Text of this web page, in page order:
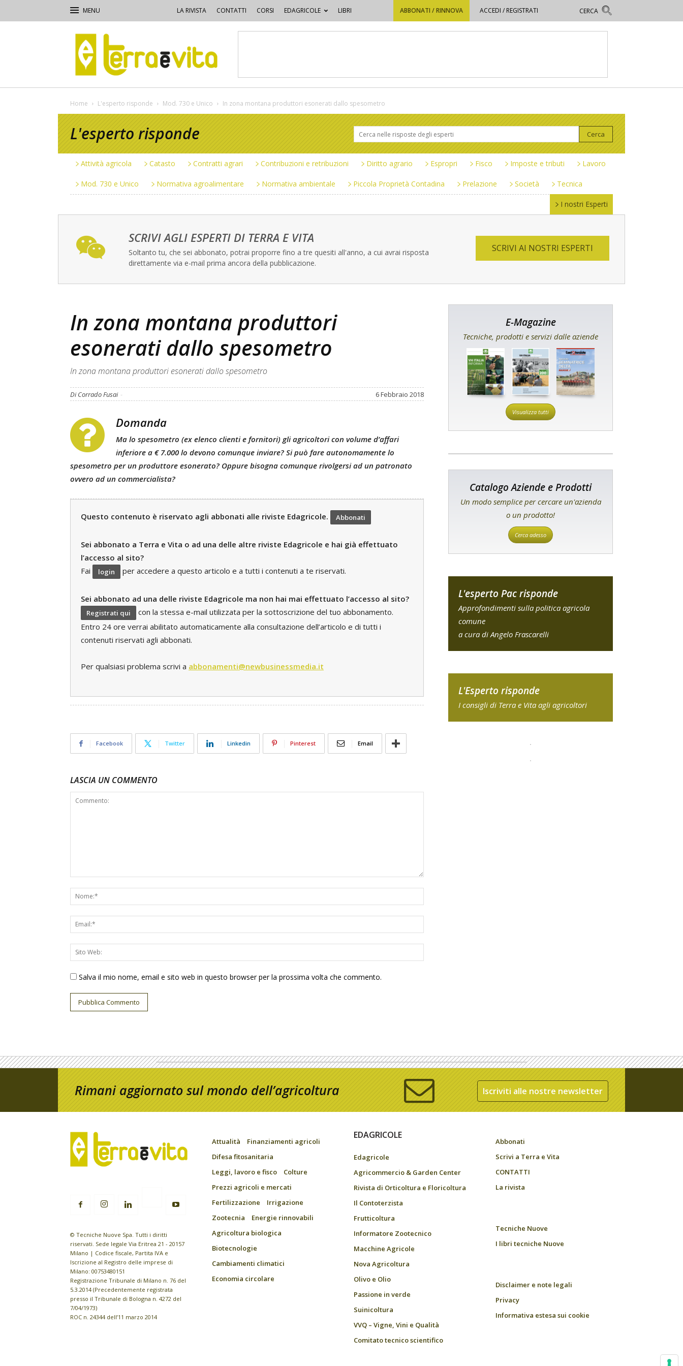
LA RIVISTA CONTATTI CORSI EDAGRICOLE LIBRI ABBONATI / RINNOVA ACCEDI / REGISTRATI
Terra
e
Vita
Home L'esperto risponde Mod. 730 e Unico In zona montana produttori esonerati dallo spesometro
L'esperto risponde
Attività agricola Catasto Contratti agrari Contribuzioni e retribuzioni Diritto agrario Espropri Fisco Imposte e tributi Lavoro
Mod. 730 e Unico Normativa agroalimentare Normativa ambientale Piccola Proprietà Contadina Prelazione Società Tecnica
I nostri Esperti
SCRIVI AGLI ESPERTI DI TERRA E VITA
Soltanto tu, che sei abbonato, potrai proporre fino a tre quesiti all'anno, a cui avrai risposta
direttamente via e-mail prima ancora della pubblicazione.
SCRIVI AI NOSTRI ESPERTI
In zona montana produttori
esonerati dallo spesometro
In zona montana produttori esonerati dallo spesometro
Di Corrado Fusai - 6 Febbraio 2018
Domanda
Ma lo spesometro (ex elenco clienti e fornitori) gli agricoltori con volume d’affari
inferiore a € 7.000 lo devono comunque inviare? Si può fare autonomamente lo
spesometro per un produttore esonerato? Oppure bisogna comunque rivolgersi ad un patronato
ovvero ad un commercialista?
Questo contenuto è riservato agli abbonati alle riviste Edagricole. Abbonati
Sei abbonato a Terra e Vita o ad una delle altre riviste Edagricole e hai già effettuato
l’accesso al sito?
Fai
login per accedere a questo articolo e a tutti i contenuti a te riservati.
Sei abbonato ad una delle riviste Edagricole ma non hai mai effettuato l’accesso al sito?
Registrati qui
con la stessa e-mail utilizzata per la sottoscrizione del tuo abbonamento.
Entro 24 ore verrai abilitato automaticamente alla consultazione dell’articolo e di tutti i
contenuti riservati agli abbonati.
Per qualsiasi problema scrivi a abbonamenti@newbusinessmedia.it
Facebook Twitter Linkedin Pinterest Email
LASCIA UN COMMENTO
Salva il mio nome, email e sito web in questo browser per la prossima volta che commento.
E-Magazine
Tecniche, prodotti e servizi dalle aziende
Visualizza tutti
Catalogo Aziende e Prodotti
Un modo semplice per cercare un'azienda
o un prodotto!
Cerca adesso
L'esperto Pac risponde
Approfondimenti sulla politica agricola
comune
a cura di Angelo Frascarelli
L'Esperto risponde
I consigli di Terra e Vita agli agricoltori
Rimani aggiornato sul mondo dell’agricoltura Iscriviti alle nostre newsletter
© Tecniche Nuove Spa. Tutti i diritti
riservati. Sede legale Via Eritrea 21 - 20157
Milano | Codice fiscale, Partita IVA e
Iscrizione al Registro delle imprese di
Milano: 00753480151
Registrazione Tribunale di Milano n. 76 del
5.3.2014 (Precedentemente registrata
presso il Tribunale di Bologna n. 4272 del
7/04/1973)
ROC n. 24344 dell’11 marzo 2014
Attualità
Finanziamenti agricoli
Difesa fitosanitaria
Leggi, lavoro e fisco
Colture
Prezzi agricoli e mercati
Fertilizzazione
Irrigazione
Zootecnia
Energie rinnovabili
Agricoltura biologica
Biotecnologie
Cambiamenti climatici
Economia circolare
EDAGRICOLE
Edagricole
Agricommercio & Garden Center
Rivista di Orticoltura e Floricoltura
Il Contoterzista
Frutticoltura
Informatore Zootecnico
Macchine Agricole
Nova Agricoltura
Olivo e Olio
Passione in verde
Suinicoltura
VVQ – Vigne, Vini e Qualità
Comitato tecnico scientifico
Abbonati
Scrivi a Terra e Vita
CONTATTI
La rivista
Tecniche Nuove
I libri tecniche Nuove
Disclaimer e note legali
Privacy
Informativa estesa sui cookie